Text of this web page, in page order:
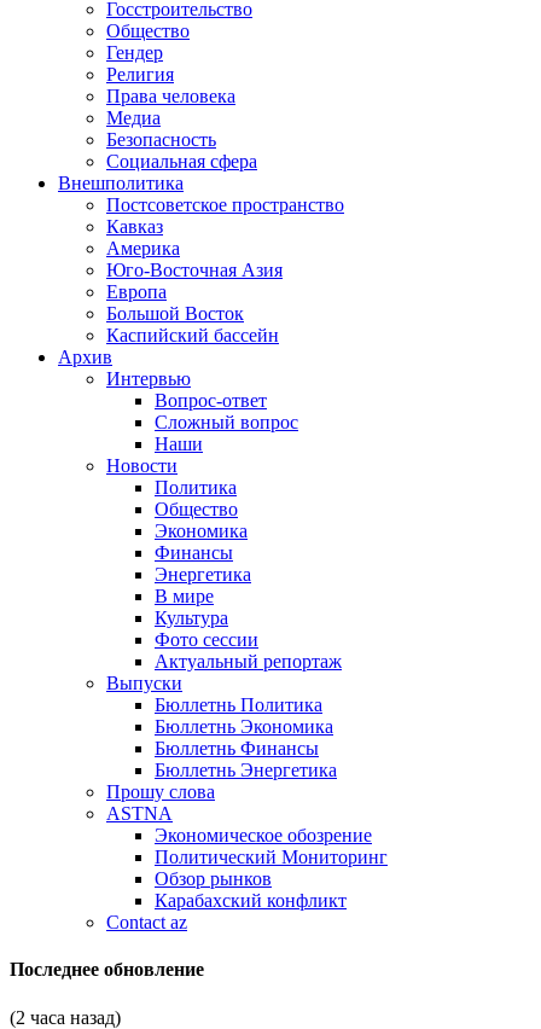
Госстроительство
Общество
Гендер
Религия
Права человека
Медиа
Безопасность
Социальная сфера
Внешполитика
Постсоветское пространство
Кавказ
Америка
Юго-Восточная Азия
Европа
Большой Восток
Каспийский бассейн
Архив
Интервью
Вопрос-ответ
Сложный вопрос
Наши
Новости
Политика
Общество
Экономика
Финансы
Энергетика
В мире
Культура
Фото сессии
Актуальный репортаж
Выпуски
Бюллетнь Политика
Бюллетнь Экономика
Бюллетнь Финансы
Бюллетнь Энергетика
Прошу слова
ASTNA
Экономическое обозрение
Политический Мониторинг
Обзор рынков
Карабахский конфликт
Contact az
Последнее обновление
(2 часа назад)